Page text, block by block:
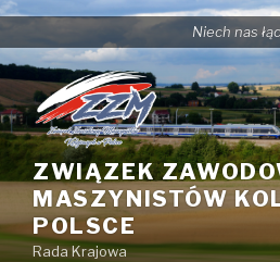
Przejdź
treści
Niech nas
ZWIĄZEK
MASZYNISTÓW
POLSCE
Rada Krajowa